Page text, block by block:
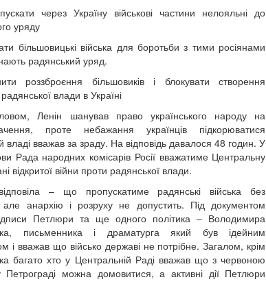
через Україну військові частини нелояльні до
уряду
більшовицькі війська для боротьби з тими росіянами
радянський уряд.
роззброєння більшовиків і блокувати створення
влади в Україні
Ленін шанував право українського народу на
проте небажання українців підкорюватися
владі вважав за зраду. На відповідь давалося 48 годин. У
Рада народних комісарів Росії вважатиме Центральну
відкритої війни проти радянської влади.
– що пропускатиме радянські війська без
анархію і розруху не допустить. Під документом
Петлюри та ще одного політика – Володимира
письменника і драматурга який був ідейним
і вважав що військо державі не потрібне. Загалом, крім
багато хто у Центральній Раді вважав що з червоною
можна домовитися, а активні дії Петлюри